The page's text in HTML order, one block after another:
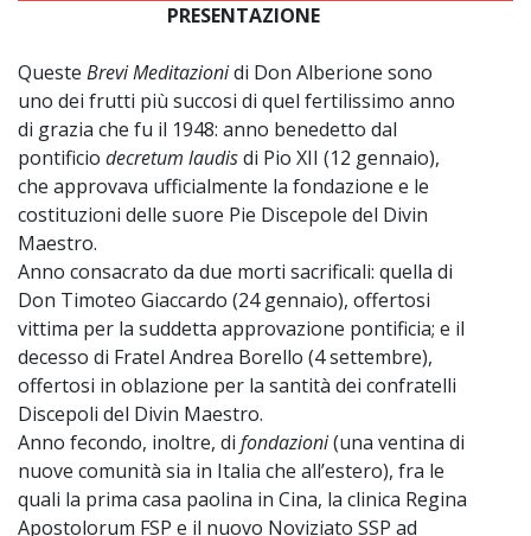
PRESENTAZIONE
Queste Brevi Meditazionidi Don Alberione sono
uno dei frutti più succosi di quel fertilissimo anno
di grazia che fu il 1948: anno benedetto dal
pontificio decretum laudisdi Pio XII (12 gennaio),
che approvava ufficialmente la fondazione e le
costituzioni delle suore Pie Discepole del Divin
Maestro.
Anno consacrato da due morti sacrificali: quella di
Don Timoteo Giaccardo (24 gennaio), offertosi
vittima per la suddetta approvazione pontificia; e il
decesso di Fratel Andrea Borello (4 settembre),
offertosi in oblazione per la santità dei confratelli
Discepoli del Divin Maestro.
Anno fecondo, inoltre, di fondazioni(una ventina di
nuove comunità sia in Italia che all’estero), fra le
quali la prima casa paolina in Cina, la clinica Regina
Apostolorum FSP e il nuovo Noviziato SSP ad